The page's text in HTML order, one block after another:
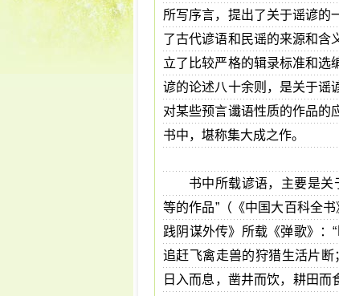
所写序言，提出了关于谣谚的
了古代谚语和民谣的来源和含
立了比较严格的辑录标准和选
谚的论述八十余则，是关于谣
对某些预言谶语性质的作品的
书中，堪称集大成之作。
书中所载谚语，主要是关
等的作品”（《中国大百科全
践阴谋外传》所载《弹歌》：
追赶飞禽走兽的狩猎生活片断
日入而息，凿井而饮，耕田而